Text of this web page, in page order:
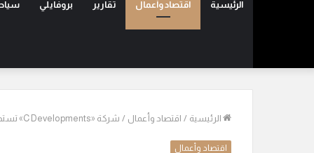
الرئيسية اقتصاد وأعمال تقارير بروفايلي
الرئيسية / اقتصاد وأعمال / شركة «C Developments» تستهدف تحقيق مبيعات بقيمة مليار جنيه خلال النصف الثاني من 2026
اقتصاد وأعمال